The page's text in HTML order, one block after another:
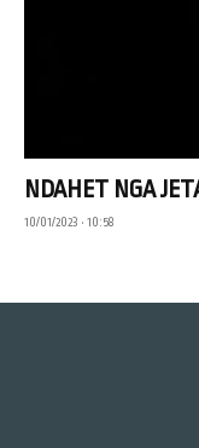
NDAHET NGA
10/01/2023 • 10:58